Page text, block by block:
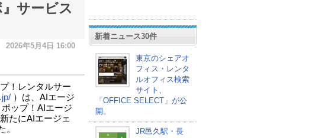
サービス
2026年5月4日 16:00
！レンタルサー
）は、AIエージ
ップ！AIエージ
たにAIエージェ
。
新着ニュース30件
東京のシェアオ
フィス・レンタ
ルオフィス検索
サイト、
「OFFICE SELECT」が公
開。
JR邑久駅・長